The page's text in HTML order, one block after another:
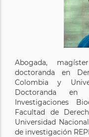
Abogada,
doctoranda en
Colombia y
Doctoranda
Investigaciones
Facultad de
Universidad
de investigación